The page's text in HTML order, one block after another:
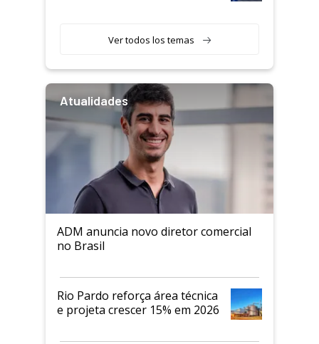
Ver todos los temas
Atualidades
ADM anuncia novo diretor comercial
no Brasil
Rio Pardo reforça área técnica
e projeta crescer 15% em 2026